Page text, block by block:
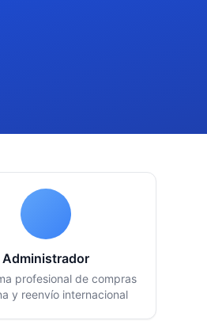
Administrador
profesional de compras
y reenvío internacional